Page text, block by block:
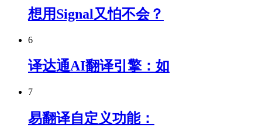
想用Signal又怕不会？
6
译达通AI翻译引擎：如
7
易翻译自定义功能：